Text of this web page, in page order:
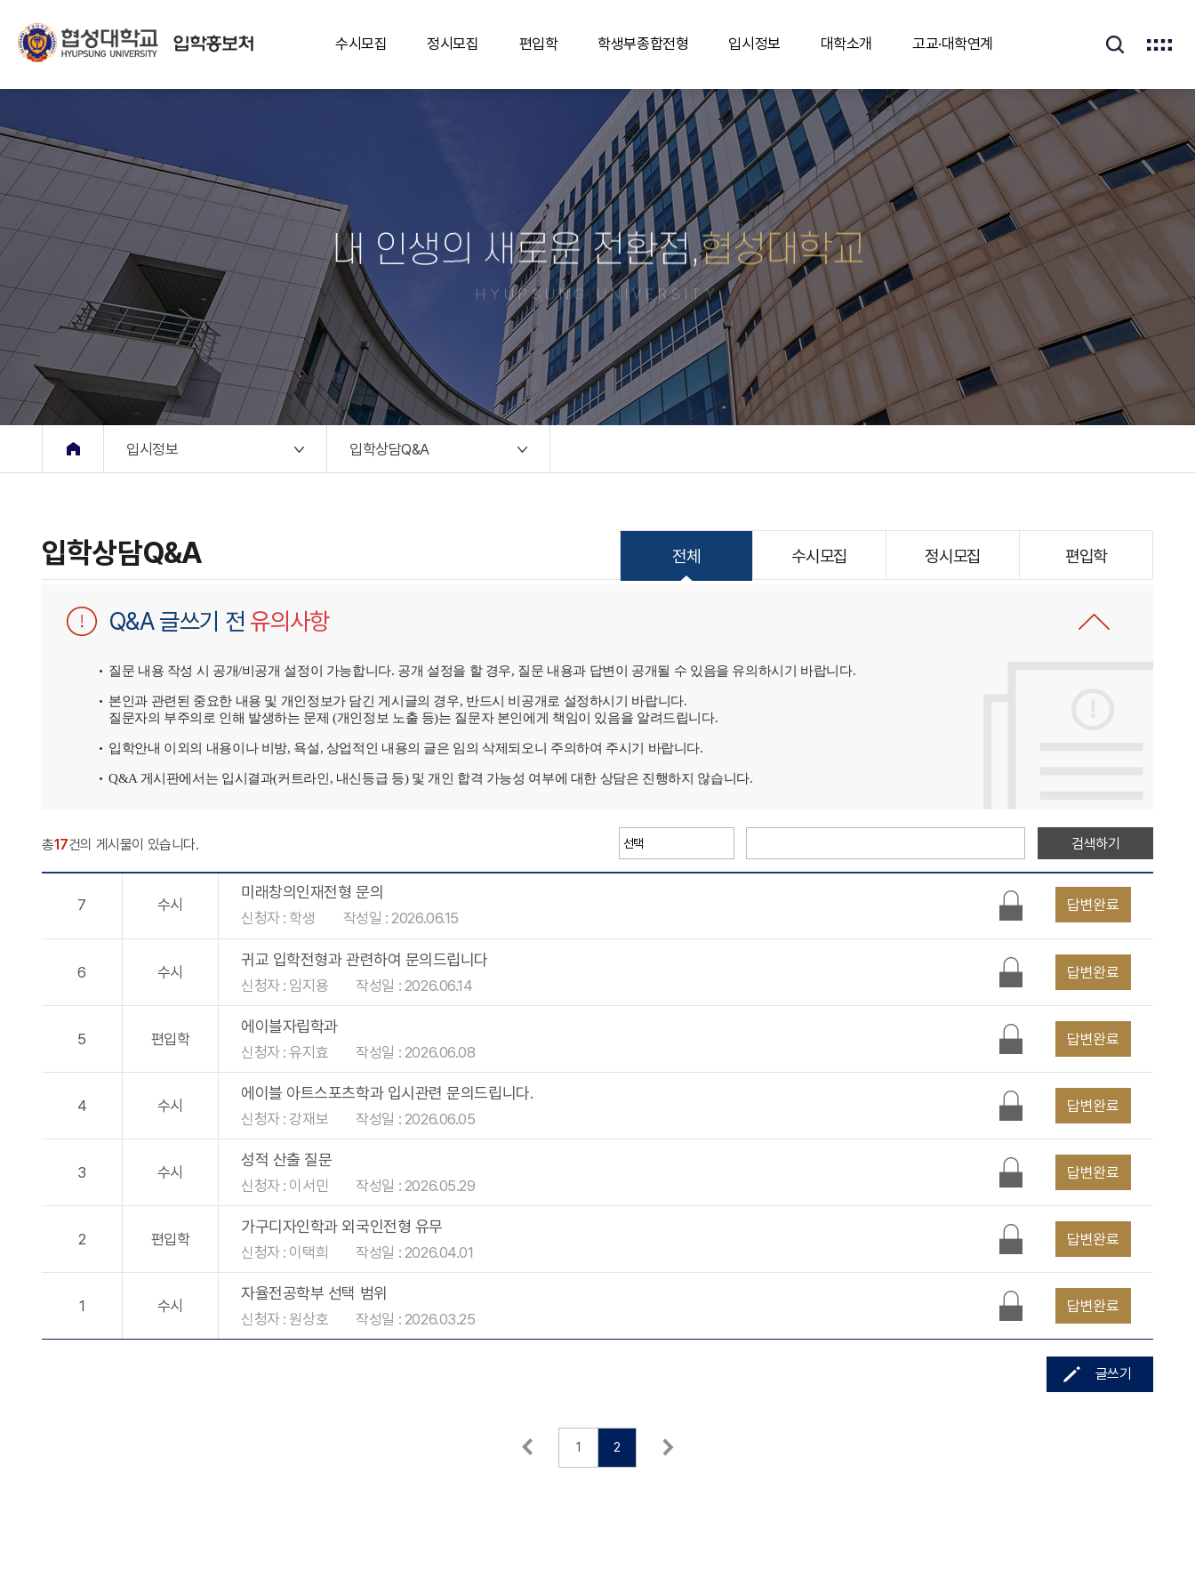
수시모집 정시모집 편입학 학생부종합전형 입시정보 대학소개 고교·대학연계
내 인생의 새로운 전환점,협성대학교
HYUPSUNG UNIVERSITY
입시정보 입학상담Q&A
입학상담Q&A 전체 수시모집 정시모집 편입학
Q&A 글쓰기 전 유의사항
질문 내용 작성 시 공개/비공개 설정이 가능합니다. 공개 설정을 할 경우, 질문 내용과 답변이 공개될 수 있음을 유의하시기 바랍니다.
본인과 관련된 중요한 내용 및 개인정보가 담긴 게시글의 경우, 반드시 비공개로 설정하시기 바랍니다.
질문자의 부주의로 인해 발생하는 문제 (개인정보 노출 등)는 질문자 본인에게 책임이 있음을 알려드립니다.
입학안내 이외의 내용이나 비방, 욕설, 상업적인 내용의 글은 임의 삭제되오니 주의하여 주시기 바랍니다.
Q&A 게시판에서는 입시결과(커트라인, 내신등급 등) 및 개인 합격 가능성 여부에 대한 상담은 진행하지 않습니다.
총17건의 게시물이 있습니다. 검색하기
7 수시
미래창의인재전형 문의
신청자 : 학생 작성일 : 2026.06.15
답변완료
6 수시
귀교 입학전형과 관련하여 문의드립니다
신청자 : 임지용 작성일 : 2026.06.14
답변완료
5 편입학
에이블자립학과
신청자 : 유지효 작성일 : 2026.06.08
답변완료
4 수시
에이블 아트스포츠학과 입시관련 문의드립니다.
신청자 : 강재보 작성일 : 2026.06.05
답변완료
3 수시
성적 산출 질문
신청자 : 이서민 작성일 : 2026.05.29
답변완료
2 편입학
가구디자인학과 외국인전형 유무
신청자 : 이택희 작성일 : 2026.04.01
답변완료
1 수시
자율전공학부 선택 범위
신청자 : 원상호 작성일 : 2026.03.25
답변완료
글쓰기
1 2